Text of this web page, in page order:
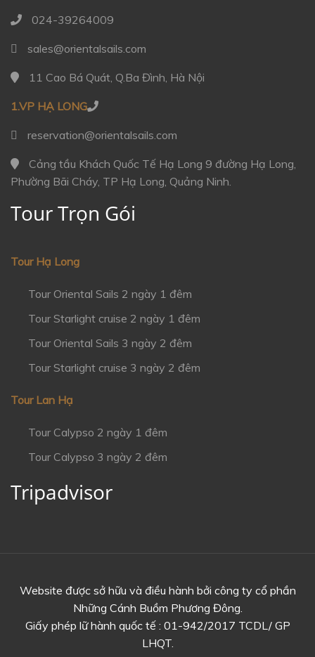
024-39264009
sales@orientalsails.com
11 Cao Bá Quát, Q.Ba Đình, Hà Nội
1.VP HẠ LONG
reservation@orientalsails.com
Cảng tầu Khách Quốc Tế Hạ Long 9 đường Hạ Long,
Phường Bãi Cháy, TP Hạ Long, Quảng Ninh.
Tour Trọn Gói
Tour Hạ Long
Tour Oriental Sails 2 ngày 1 đêm
Tour Starlight cruise 2 ngày 1 đêm
Tour Oriental Sails 3 ngày 2 đêm
Tour Starlight cruise 3 ngày 2 đêm
Tour Lan Hạ
Tour Calypso 2 ngày 1 đêm
Tour Calypso 3 ngày 2 đêm
Tripadvisor
Website được sở hữu và điều hành bởi công ty cổ phần
Những Cánh Buồm Phương Đông.
Giấy phép lữ hành quốc tế : 01-942/2017 TCDL/ GP
LHQT.